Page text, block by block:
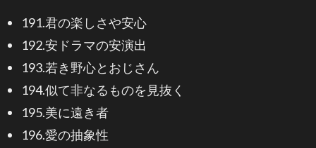
191.君の楽しさや安心
192.安ドラマの安演出
193.若き野心とおじさん
194.似て非なるものを見抜く
195.美に遠き者
196.愛の抽象性